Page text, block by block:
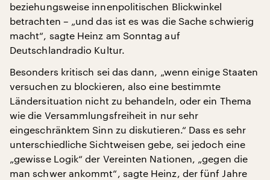
beziehungsweise innenpolitischen Blickwinkel
betrachten – „und das ist es was die Sache schwierig
macht“, sagte Heinz am Sonntag auf
Deutschlandradio Kultur.
Besonders kritisch sei das dann, „wenn einige Staaten
versuchen zu blockieren, also eine bestimmte
Ländersituation nicht zu behandeln, oder ein Thema
wie die Versammlungsfreiheit in nur sehr
eingeschränktem Sinn zu diskutieren.“ Dass es sehr
unterschiedliche Sichtweisen gebe, sei jedoch eine
„gewisse Logik“ der Vereinten Nationen, „gegen die
man schwer ankommt“, sagte Heinz, der fünf Jahre